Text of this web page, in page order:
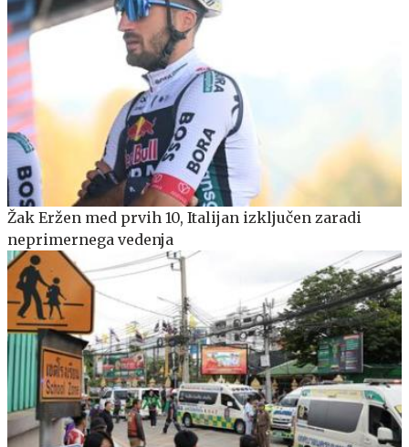
Žak Eržen med prvih 10, Italijan izključen zaradi
neprimernega vedenja